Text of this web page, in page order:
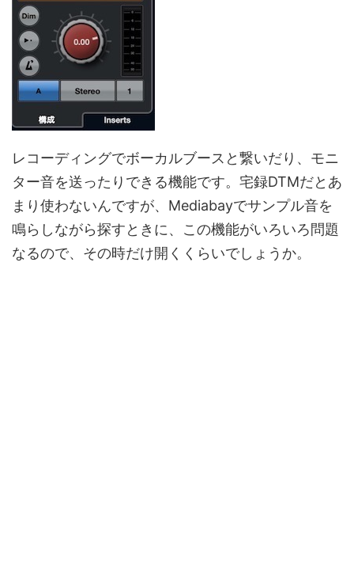
レコーディングでボーカルブースと繋いだり、モニ
ター音を送ったりできる機能です。宅録DTMだとあ
まり使わないんですが、Mediabayでサンプル音を
鳴らしながら探すときに、この機能がいろいろ問題
なるので、その時だけ開くくらいでしょうか。